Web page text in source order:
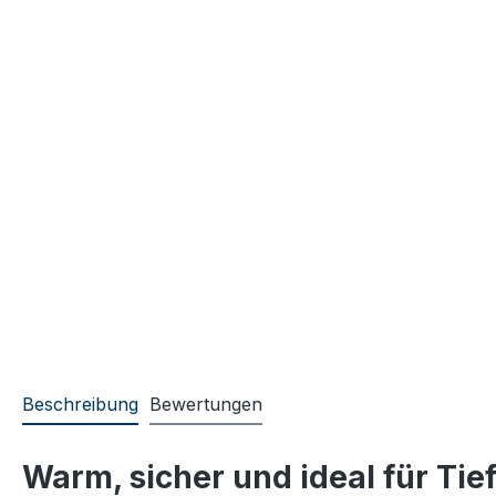
Beschreibung Bewertungen
Warm, sicher und ideal für